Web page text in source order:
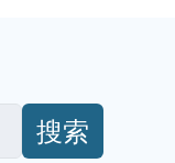
搜索